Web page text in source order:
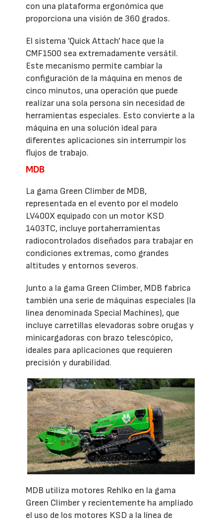
con una plataforma ergonómica que
proporciona una visión de 360 grados.
El sistema 'Quick Attach' hace que la
CMF1500 sea extremadamente versátil.
Este mecanismo permite cambiar la
configuración de la máquina en menos de
cinco minutos, una operación que puede
realizar una sola persona sin necesidad de
herramientas especiales. Esto convierte a la
máquina en una solución ideal para
diferentes aplicaciones sin interrumpir los
flujos de trabajo.
MDB
La gama Green Climber de MDB,
representada en el evento por el modelo
LV400X equipado con un motor KSD
1403TC, incluye portaherramientas
radiocontrolados diseñados para trabajar en
condiciones extremas, como grandes
altitudes y entornos severos.
Junto a la gama Green Climber, MDB fabrica
también una serie de máquinas especiales (la
línea denominada Special Machines), que
incluye carretillas elevadoras sobre orugas y
minicargadoras con brazo telescópico,
ideales para aplicaciones que requieren
precisión y durabilidad.
MDB utiliza motores Rehlko en la gama
Green Climber y recientemente ha ampliado
el uso de los motores KSD a la línea de